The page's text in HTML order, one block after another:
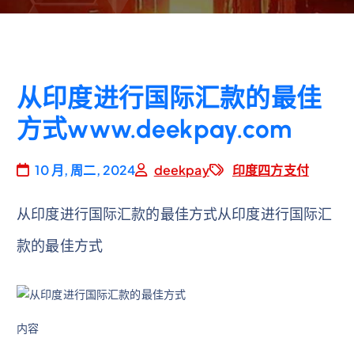
从印度进行国际汇款的最佳
方式www.deekpay.com
10 月, 周二, 2024 deekpay 印度四方支付
从印度进行国际汇款的最佳方式从印度进行国际汇
款的最佳方式
内容